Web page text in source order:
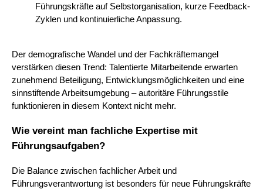
Führungskräfte auf Selbstorganisation, kurze Feedback-
Zyklen und kontinuierliche Anpassung.
Der demografische Wandel und der Fachkräftemangel
verstärken diesen Trend: Talentierte Mitarbeitende erwarten
zunehmend Beteiligung, Entwicklungsmöglichkeiten und eine
sinnstiftende Arbeitsumgebung – autoritäre Führungsstile
funktionieren in diesem Kontext nicht mehr.
Wie vereint man fachliche Expertise mit
Führungsaufgaben?
Die Balance zwischen fachlicher Arbeit und
Führungsverantwortung ist besonders für neue Führungskräfte